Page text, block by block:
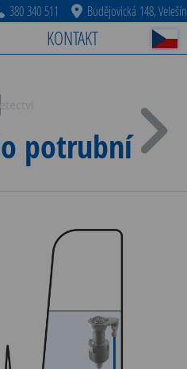
380 340 511 Budějovická 148, Velešín
KONTAKT
potrubní